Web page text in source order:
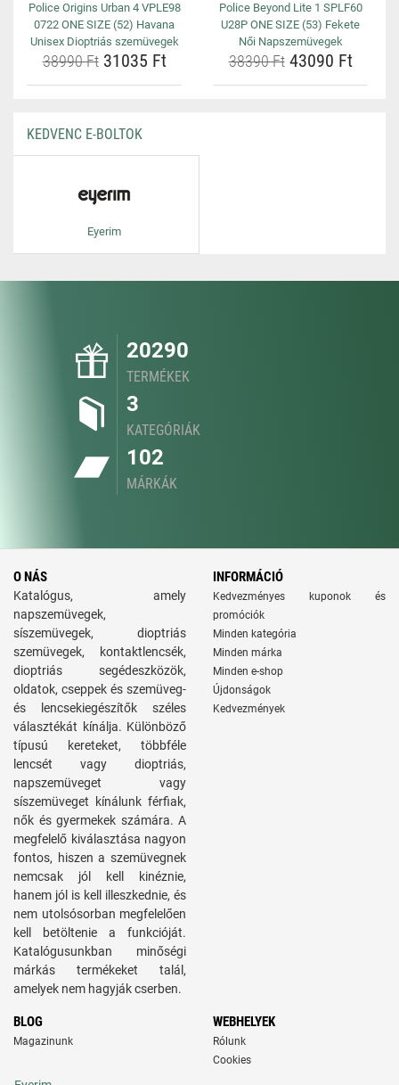
Police Origins Urban 4 VPLE98
0722 ONE SIZE (52) Havana
Unisex Dioptriás szemüvegek
38990 Ft31035 Ft
Police Beyond Lite 1 SPLF60
U28P ONE SIZE (53) Fekete
Női Napszemüvegek
38390 Ft43090 Ft
KEDVENC E-BOLTOK
Eyerim
20290
TERMÉKEK
3
KATEGÓRIÁK
102
MÁRKÁK
O NÁS
Katalógus, amely
napszemüvegek,
síszemüvegek, dioptriás
szemüvegek, kontaktlencsék,
dioptriás segédeszközök,
oldatok, cseppek és szemüveg-
és lencsekiegészítők széles
választékát kínálja. Különböző
típusú kereteket, többféle
lencsét vagy dioptriás,
napszemüveget vagy
síszemüveget kínálunk férfiak,
nők és gyermekek számára. A
megfelelő kiválasztása nagyon
fontos, hiszen a szemüvegnek
nemcsak jól kell kinéznie,
hanem jól is kell illeszkednie, és
nem utolsósorban megfelelően
kell betöltenie a funkcióját.
Katalógusunkban minőségi
márkás termékeket talál,
amelyek nem hagyják cserben.
INFORMÁCIÓ
Kedvezményes kuponok és
promóciók
Minden kategória
Minden márka
Minden e-shop
Újdonságok
Kedvezmények
BLOG
Magazinunk
WEBHELYEK
Rólunk
Cookies